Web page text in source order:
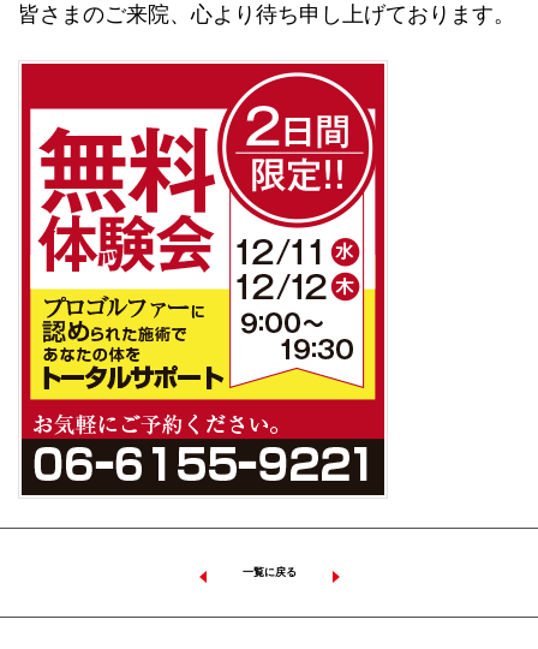
皆さまのご来院、心より待ち申し上げております。
一覧に戻る